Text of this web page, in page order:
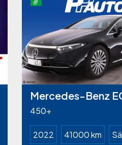
Mercedes-Benz
450+
2022 41000 km